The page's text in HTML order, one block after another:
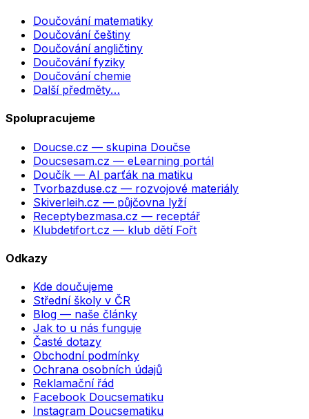
Doučování matematiky
Doučování češtiny
Doučování angličtiny
Doučování fyziky
Doučování chemie
Další předměty…
Spolupracujeme
Doucse.cz — skupina Doučse
Doucsesam.cz — eLearning portál
Doučík — AI parťák na matiku
Tvorbazduse.cz — rozvojové materiály
Skiverleih.cz — půjčovna lyží
Receptybezmasa.cz — receptář
Klubdetifort.cz — klub dětí Fořt
Odkazy
Kde doučujeme
Střední školy v ČR
Blog — naše články
Jak to u nás funguje
Časté dotazy
Obchodní podmínky
Ochrana osobních údajů
Reklamační řád
Facebook Doucsematiku
Instagram Doucsematiku